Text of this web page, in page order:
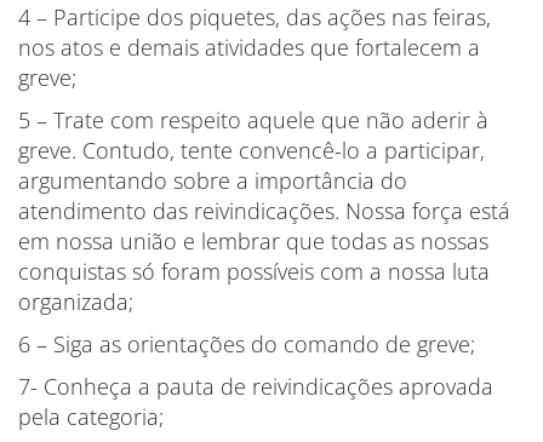
4 – Participe dos piquetes, das ações nas feiras,
nos atos e demais atividades que fortalecem a
greve;
5 – Trate com respeito aquele que não aderir à
greve. Contudo, tente convencê-lo a participar,
argumentando sobre a importância do
atendimento das reivindicações. Nossa força está
em nossa união e lembrar que todas as nossas
conquistas só foram possíveis com a nossa luta
organizada;
6 – Siga as orientações do comando de greve;
7- Conheça a pauta de reivindicações aprovada
pela categoria;